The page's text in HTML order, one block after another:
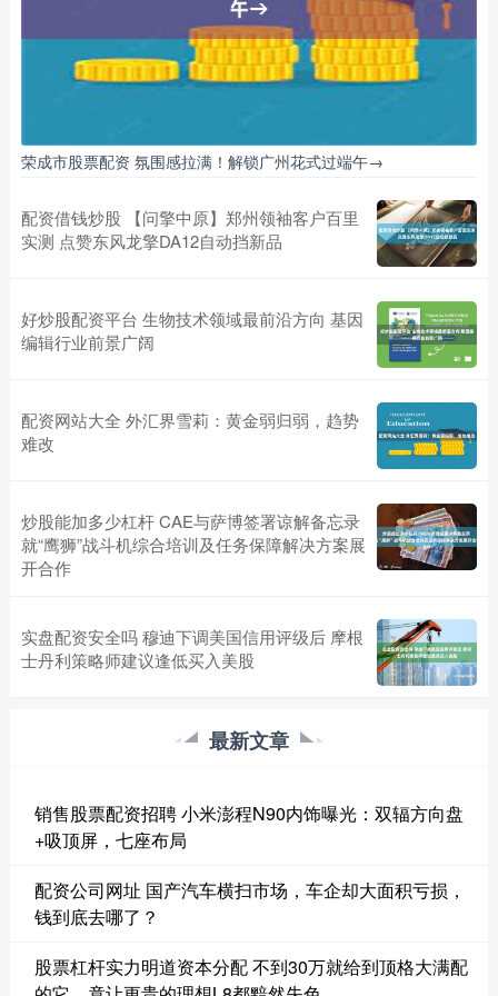
荣成市股票配资 氛围感拉满！解锁广州花式过端午→
配资借钱炒股 【问擎中原】郑州领袖客户百里
实测 点赞东风龙擎DA12自动挡新品
好炒股配资平台 生物技术领域最前沿方向 基因
编辑行业前景广阔
配资网站大全 外汇界雪莉：黄金弱归弱，趋势
难改
炒股能加多少杠杆 CAE与萨博签署谅解备忘录
就“鹰狮”战斗机综合培训及任务保障解决方案展
开合作
实盘配资安全吗 穆迪下调美国信用评级后 摩根
士丹利策略师建议逢低买入美股
最新文章
销售股票配资招聘 小米澎程N90内饰曝光：双辐方向盘
+吸顶屏，七座布局
配资公司网址 国产汽车横扫市场，车企却大面积亏损，
钱到底去哪了？
股票杠杆实力明道资本分配 不到30万就给到顶格大满配